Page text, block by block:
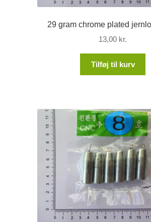
29 gram chrome plated
13,00 kr.
Tilføj til kurv